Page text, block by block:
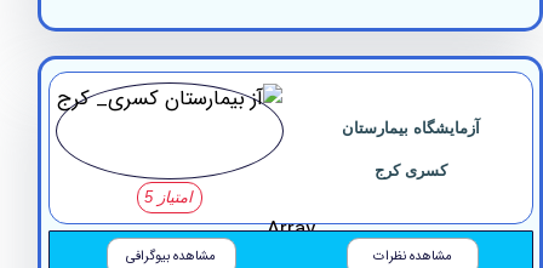
آزمایشگاه بیمارستان
کسری کرج
Array
مشاهده نظرات مشاهده بیوگرافی